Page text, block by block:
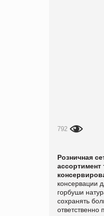
792
Розничная
консервации
горбуши
сохранять